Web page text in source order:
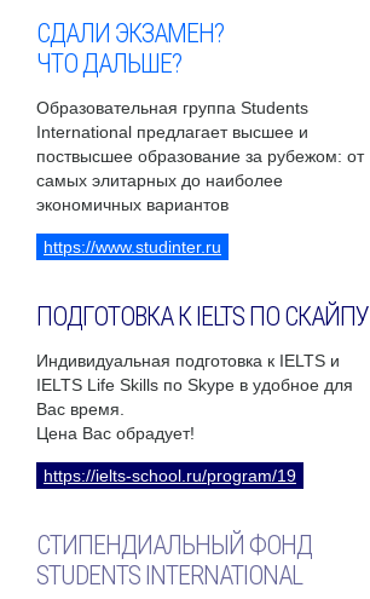
СДАЛИ ЭКЗАМЕН?
ЧТО ДАЛЬШЕ?
Образовательная группа Students
International предлагает высшее и
поствысшее образование за рубежом: от
самых элитарных до наиболее
экономичных вариантов
https://www.studinter.ru
ПОДГОТОВКА К IELTS ПО СКАЙПУ
Индивидуальная подготовка к IELTS и
IELTS Life Skills по Skype в удобное для
Вас время.
Цена Вас обрадует!
https://ielts-school.ru/program/19
СТИПЕНДИАЛЬНЫЙ ФОНД
STUDENTS INTERNATIONAL